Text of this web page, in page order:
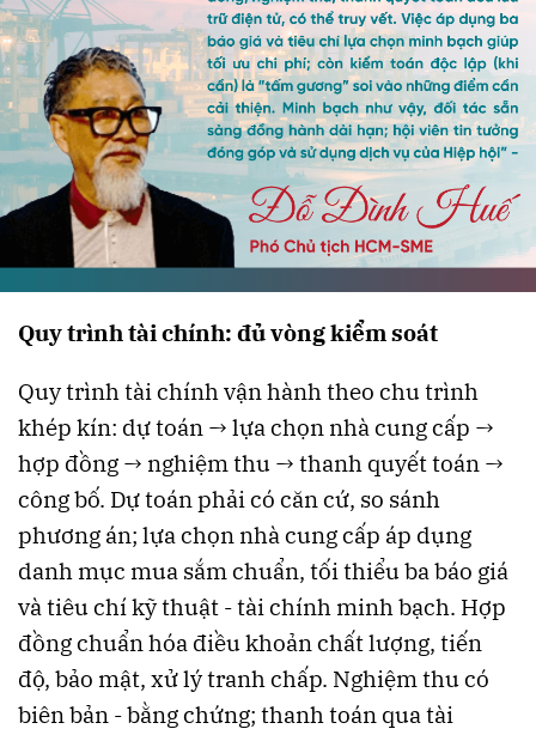
Quy trình tài chính: đủ vòng kiểm soát
Quy trình tài chính vận hành theo chu trình
khép kín: dự toán → lựa chọn nhà cung cấp →
hợp đồng → nghiệm thu → thanh quyết toán →
công bố. Dự toán phải có căn cứ, so sánh
phương án; lựa chọn nhà cung cấp áp dụng
danh mục mua sắm chuẩn, tối thiểu ba báo giá
và tiêu chí kỹ thuật - tài chính minh bạch. Hợp
đồng chuẩn hóa điều khoản chất lượng, tiến
độ, bảo mật, xử lý tranh chấp. Nghiệm thu có
biên bản - bằng chứng; thanh toán qua tài